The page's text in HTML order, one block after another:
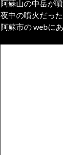
阿蘇山の中岳が
夜中の噴火だっ
阿蘇市の webに